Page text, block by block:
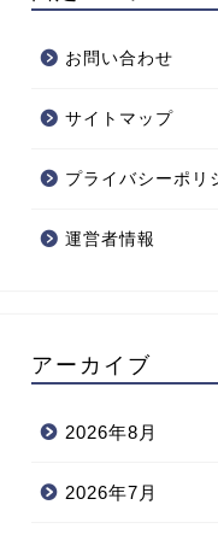
お問い合わせ
サイトマップ
プライバシーポリ
運営者情報
アーカイブ
2026年8月
2026年7月